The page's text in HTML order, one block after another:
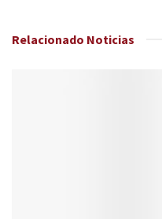
Relacionado Noticias